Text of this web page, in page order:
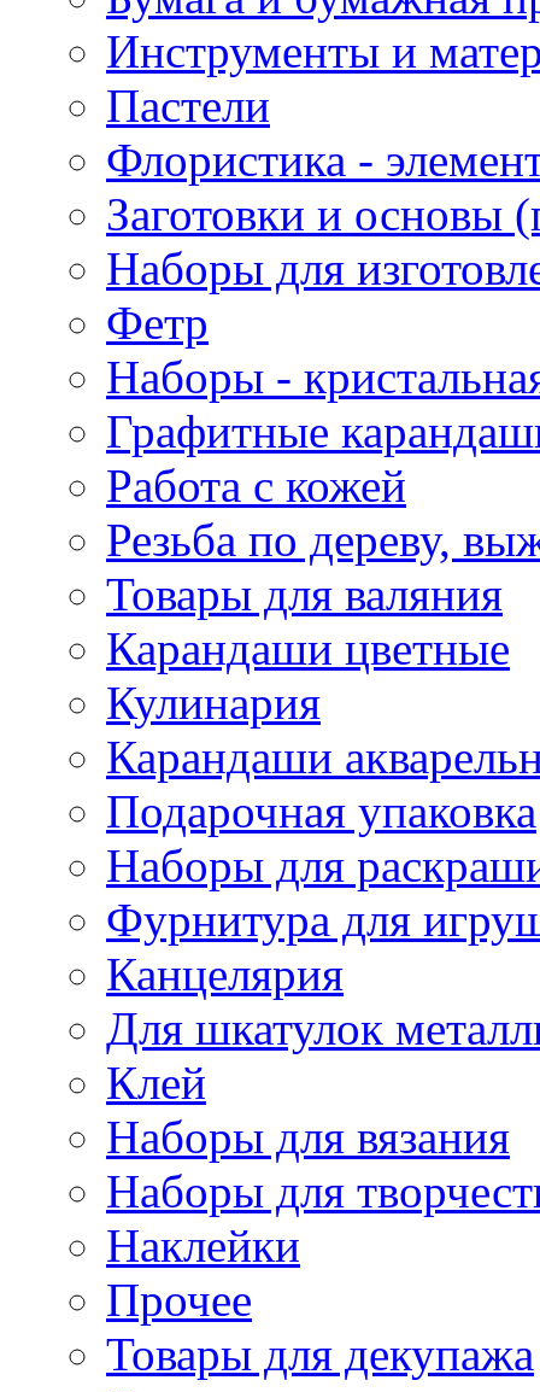
Инструменты и
Пастели
Флористика -
Заготовки и основы
Наборы для
Фетр
Наборы -
Графитные
Работа с кожей
Резьба по дереву,
Товары для валяния
Карандаши цветные
Кулинария
Карандаши
Подарочная упаковка
Наборы для
Фурнитура для
Канцелярия
Для шкатулок
Клей
Наборы для вязания
Наборы для
Наклейки
Прочее
Товары для декупажа